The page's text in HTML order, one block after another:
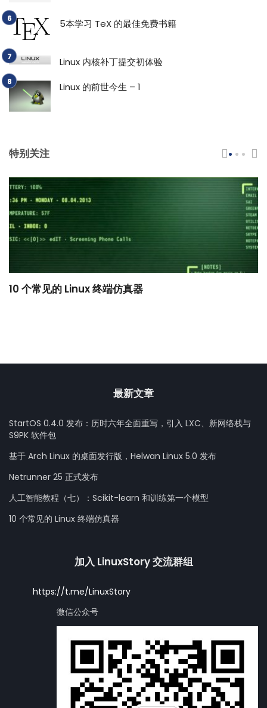
5本学习 TeX 的最佳免费书籍
Linux 内核补丁提交初体验
Linux 的前世今生 – 1
特别关注
10 个常见的 Linux 终端仿真器
最新文章
StartOS 0.4.0 发布：历时六年全面重写，引入 LXC、新网络栈与
S9PK 软件包
基于 Arch Linux 的桌面发行版，Helwan Linux 5.0 发布
Netrunner 25 正式发布
人工智能教程（七）：Scikit-learn 和训练第一个模型
10 个常见的 Linux 终端仿真器
加入 LinuxStory 交流群组
https://t.me/LinuxStory
微信公众号